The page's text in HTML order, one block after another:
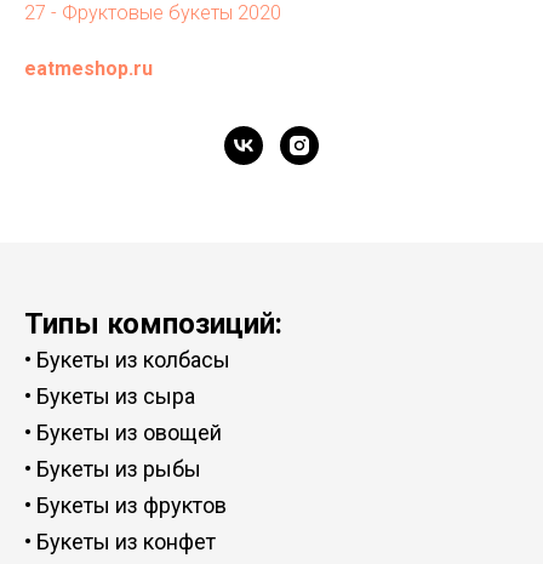
27 - Фруктовые букеты 2020
eatmeshop.ru
Типы композиций:
• Букеты из колбасы
• Букеты из сыра
• Букеты из овощей
• Букеты из рыбы
• Букеты из фруктов
• Букеты из конфет